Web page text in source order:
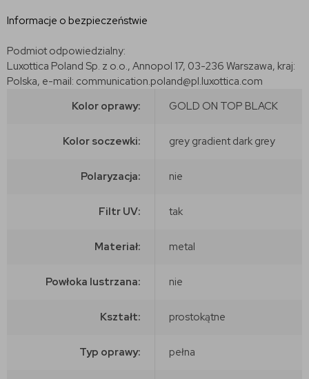
Informacje o bezpieczeństwie
Podmiot odpowiedzialny:
Luxottica Poland Sp. z o.o., Annopol 17, 03-236 Warszawa, kraj:
Polska, e-mail: communication.poland@pl.luxottica.com
Kolor oprawy:
GOLD ON TOP BLACK
Kolor soczewki: grey gradient dark grey
Polaryzacja: nie
Filtr UV: tak
Materiał: metal
Powłoka lustrzana: nie
Kształt: prostokątne
Typ oprawy: pełna